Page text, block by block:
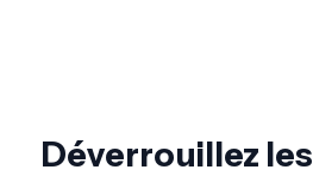
Déverrouillez les